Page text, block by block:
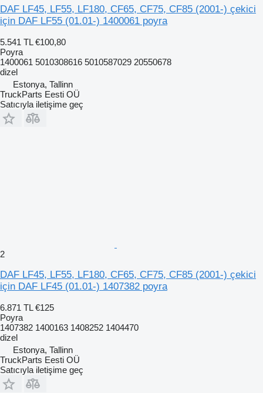
DAF LF45, LF55, LF180, CF65, CF75, CF85 (2001-) çekici
için DAF LF55 (01.01-) 1400061 poyra
5.541 TL €100,80
Poyra
1400061 5010308616 5010587029 20550678
dizel
Estonya, Tallinn
TruckParts Eesti OÜ
Satıcıyla iletişime geç
2
DAF LF45, LF55, LF180, CF65, CF75, CF85 (2001-) çekici
için DAF LF45 (01.01-) 1407382 poyra
6.871 TL €125
Poyra
1407382 1400163 1408252 1404470
dizel
Estonya, Tallinn
TruckParts Eesti OÜ
Satıcıyla iletişime geç